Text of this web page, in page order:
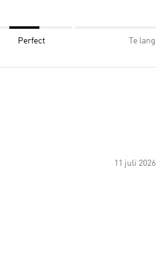
Perfect Te lang
11 juli 2026